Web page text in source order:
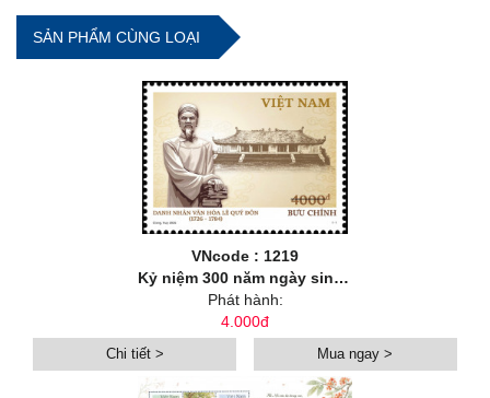
SẢN PHẨM CÙNG LOẠI
VNcode : 1219
Kỷ niệm 300 năm ngày sinh danh nhân văn hoá Lê Quý Đôn (1726-2026)
Phát hành:
4.000đ
Chi tiết > Mua ngay >